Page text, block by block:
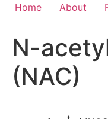
Home About
N-
(NAC)